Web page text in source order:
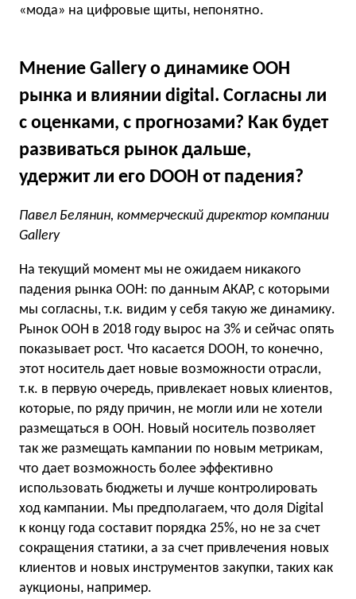
«мода» на цифровые щиты, непонятно.
Мнение Gallery о динамике OOH
рынка и влиянии digital. Согласны ли
с оценками, с прогнозами? Как будет
развиваться рынок дальше,
удержит ли его DOOH от падения?
Павел Белянин, коммерческий директор компании
Gallery
На текущий момент мы не ожидаем никакого
падения рынка ООН: по данным АКАР, с которыми
мы согласны, т.к. видим у себя такую же динамику.
Рынок ООН в 2018 году вырос на 3% и сейчас опять
показывает рост. Что касается DOOH, то конечно,
этот носитель дает новые возможности отрасли,
т.к. в первую очередь, привлекает новых клиентов,
которые, по ряду причин, не могли или не хотели
размещаться в ООН. Новый носитель позволяет
так же размещать кампании по новым метрикам,
что дает возможность более эффективно
использовать бюджеты и лучше контролировать
ход кампании. Мы предполагаем, что доля Digital
к концу года составит порядка 25%, но не за счет
сокращения статики, а за счет привлечения новых
клиентов и новых инструментов закупки, таких как
аукционы, например.